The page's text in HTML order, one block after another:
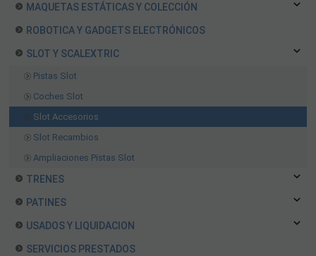
MAQUETAS ESTÁTICAS Y COLECCIÓN
ROBOTICA Y GADGETS ELECTRÓNICOS
SLOT Y SCALEXTRIC
Pistas Slot
Coches Slot
Slot Accesorios
Slot Recambios
Ampliaciones Pistas Slot
TRENES
PATINES
USADOS Y LIQUIDACION
SERVICIOS PRESTADOS